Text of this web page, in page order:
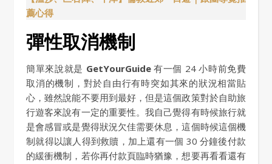
薦心得
彈性取消機制
簡單來說就是 GetYourGuide有一個 24 小時前免費
取消的機制，對於自由行有時突如其來的狀況相當貼
心，雖然說能不要用到最好，但是這個政策對於自助旅
行遊客來說有一定的重要性。我自己覺得有時候旅行就
是會感冒或是覺得狀況欠佳需要休息，這個時候這個機
制就得以讓人得到救贖，加上還有一個 30 分鐘後付款
的緩衝機制，若你再付款頁臨時猶豫，想要再看看還有